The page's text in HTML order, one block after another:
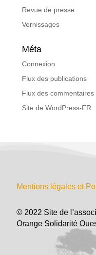
Revue de presse
Vernissages
Méta
Connexion
Flux des publications
Flux des commentaires
Site de WordPress-FR
Mentions légales et
© 2022 Site de
Orange Solidarité